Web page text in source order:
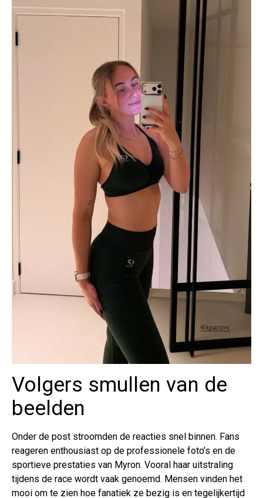
Volgers smullen van de
beelden
Onder de post stroomden de reacties snel binnen. Fans
reageren enthousiast op de professionele foto’s en de
sportieve prestaties van Myron. Vooral haar uitstraling
tijdens de race wordt vaak genoemd. Mensen vinden het
mooi om te zien hoe fanatiek ze bezig is en tegelijkertijd